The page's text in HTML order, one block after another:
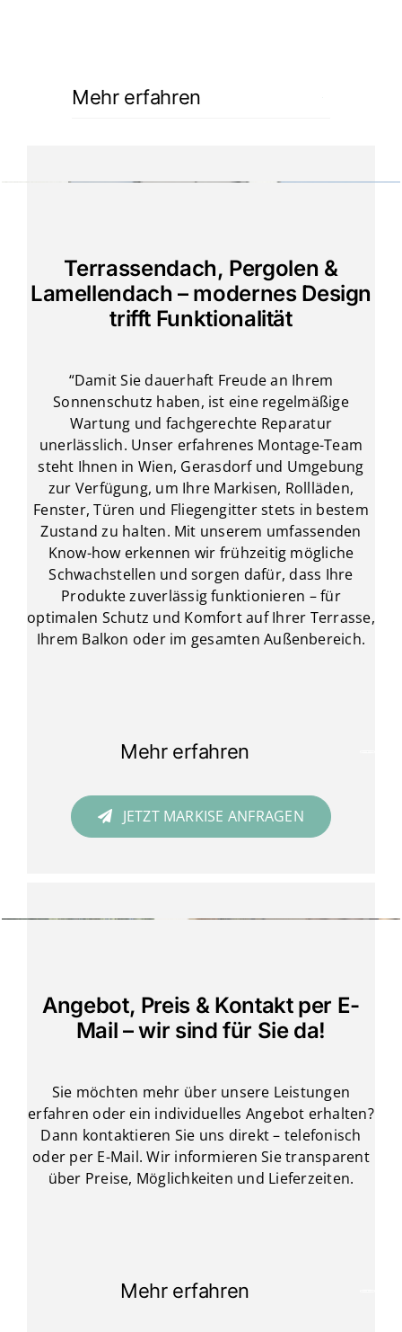
Mehr erfahren
Terrassendach, Pergolen &
Lamellendach – modernes Design
trifft Funktionalität
“Damit Sie dauerhaft Freude an Ihrem
Sonnenschutz haben, ist eine regelmäßige
Wartung und fachgerechte Reparatur
unerlässlich. Unser erfahrenes Montage-Team
steht Ihnen in Wien, Gerasdorf und Umgebung
zur Verfügung, um Ihre Markisen, Rollläden,
Fenster, Türen und Fliegengitter stets in bestem
Zustand zu halten. Mit unserem umfassenden
Know-how erkennen wir frühzeitig mögliche
Schwachstellen und sorgen dafür, dass Ihre
Produkte zuverlässig funktionieren – für
optimalen Schutz und Komfort auf Ihrer Terrasse,
Ihrem Balkon oder im gesamten Außenbereich.
Mehr erfahren
JETZT MARKISE ANFRAGEN
Angebot, Preis & Kontakt per E-
Mail – wir sind für Sie da!
Sie möchten mehr über unsere Leistungen
erfahren oder ein individuelles Angebot erhalten?
Dann kontaktieren Sie uns direkt – telefonisch
oder per E-Mail. Wir informieren Sie transparent
über Preise, Möglichkeiten und Lieferzeiten.
Mehr erfahren